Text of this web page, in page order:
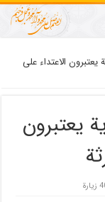
الاعتداء على
يعتبرون